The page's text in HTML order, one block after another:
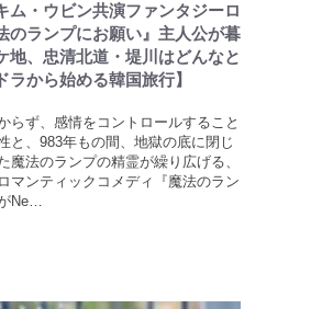
ム・ウビン共演ファンタジーロ
のランプにお願い』主人公が暮
地、忠清北道・堤川はどんなと
ラから始める韓国旅行】
らず、感情をコントロールすること
と、983年もの間、地獄の底に閉じ
魔法のランプの精霊が繰り広げる、
マンティックコメディ『魔法のラン
Ne…